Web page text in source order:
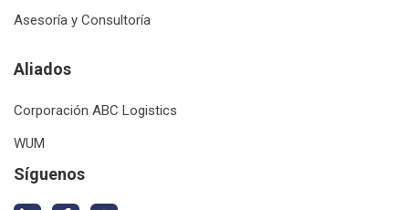
Asesoría y Consultoría
Aliados
Corporación ABC Logistics
WUM
Síguenos